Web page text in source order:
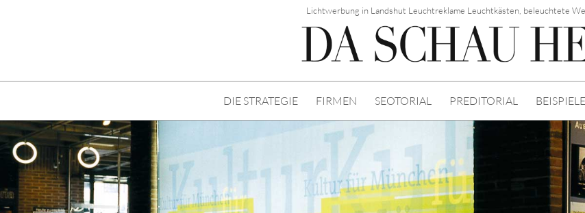
Lichtwerbung in Landshut Leuchtreklame Leuchtkästen, beleuchtete
DIE STRATEGIE FIRMEN SEOTORIAL PREDITORIAL BEISPIELE